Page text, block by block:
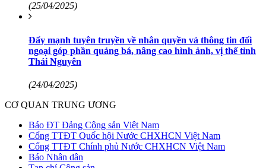
(25/04/2025)
Đẩy mạnh tuyên truyền về nhân quyền và thông tin đối
ngoại góp phần quảng bá, nâng cao hình ảnh, vị thế tỉnh
Thái Nguyên
(24/04/2025)
CƠ QUAN TRUNG ƯƠNG
Báo ĐT Đảng Cộng sản Việt Nam
Cổng TTĐT Quốc hội Nước CHXHCN Việt Nam
Cổng TTĐT Chính phủ Nước CHXHCN Việt Nam
Báo Nhân dân